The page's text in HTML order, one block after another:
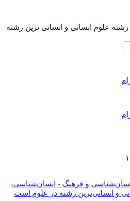
علوم انسانی و انسانی ترین رشته
و فرهنگ - انسان‌شناسی،
و انسانی‌ترین رشته در علوم است